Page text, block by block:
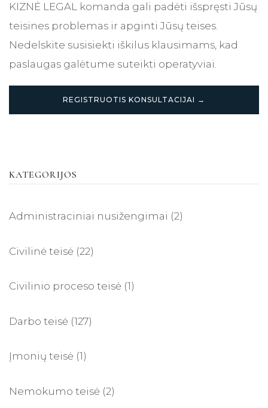
KIZNĖ LEGAL komanda gali padėti išspręsti Jūsų
teisines problemas ir apginti Jūsų teises.
Nedelskite susisiekti iškilus klausimams, kad
paslaugas galėtume suteikti operatyviai.
REGISTRUOTIS KONSULTACIJAI →
KATEGORIJOS
Administraciniai nusižengimai (2)
Civilinė teisė (22)
Civilinio proceso teisė (1)
Darbo teisė (127)
Įmonių teisė (1)
Nemokumo teisė (2)